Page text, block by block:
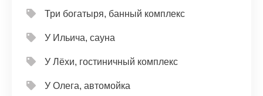
Три богатыря, банный комплекс
У Ильича, сауна
У Лёхи, гостиничный комплекс
У Олега, автомойка